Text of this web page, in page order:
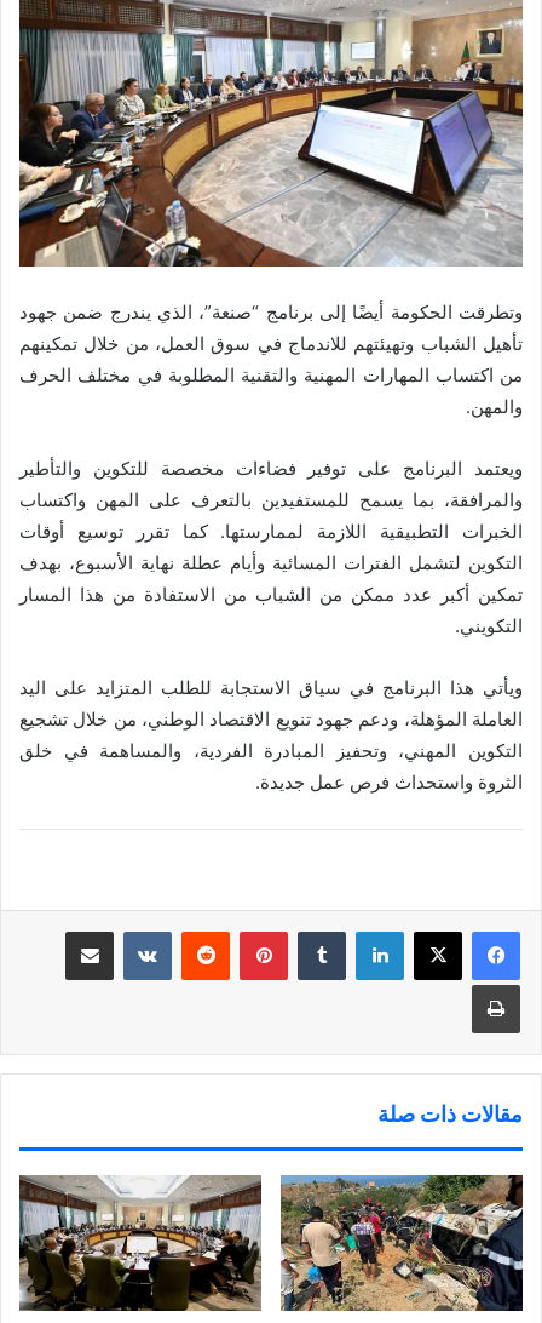
وتطرقت الحكومة أيضًا إلى برنامج “صنعة”، الذي يندرج ضمن جهود
تأهيل الشباب وتهيئتهم للاندماج في سوق العمل، من خلال تمكينهم
من اكتساب المهارات المهنية والتقنية المطلوبة في مختلف الحرف
والمهن.
ويعتمد البرنامج على توفير فضاءات مخصصة للتكوين والتأطير
والمرافقة، بما يسمح للمستفيدين بالتعرف على المهن واكتساب
الخبرات التطبيقية اللازمة لممارستها. كما تقرر توسيع أوقات
التكوين لتشمل الفترات المسائية وأيام عطلة نهاية الأسبوع، بهدف
تمكين أكبر عدد ممكن من الشباب من الاستفادة من هذا المسار
التكويني.
ويأتي هذا البرنامج في سياق الاستجابة للطلب المتزايد على اليد
العاملة المؤهلة، ودعم جهود تنويع الاقتصاد الوطني، من خلال تشجيع
التكوين المهني، وتحفيز المبادرة الفردية، والمساهمة في خلق
الثروة واستحداث فرص عمل جديدة.
لينكدإن بينتيريست
مقالات ذات صلة